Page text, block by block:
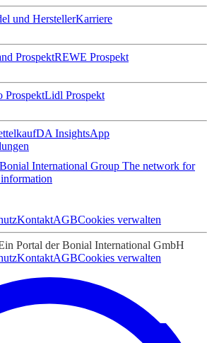
und HerstellerKarriere
ProspektREWE Prospekt
ProspektLidl Prospekt
kaufDA InsightsApp
International Group The network for
KontaktAGBCookies verwalten
Portal der Bonial International GmbH
KontaktAGBCookies verwalten